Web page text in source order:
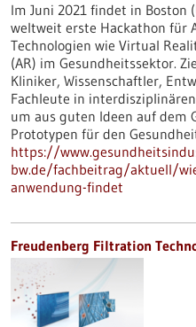
Im Juni 2021 findet in Boston
weltweit erste Hackathon für
Technologien wie Virtual
(AR) im Gesundheitssektor.
Kliniker, Wissenschaftler,
Fachleute in
um aus guten Ideen auf dem
Prototypen für den
https://
bw.de/fachbeitrag/aktuell/
anwendung-findet
Freudenberg Filtration